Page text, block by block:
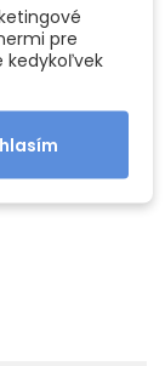
pre
kedykoľvek